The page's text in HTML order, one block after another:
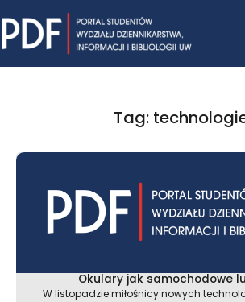
to
content
Tag:
Okulary jak samochodowe
W listopadzie miłośnicy nowych